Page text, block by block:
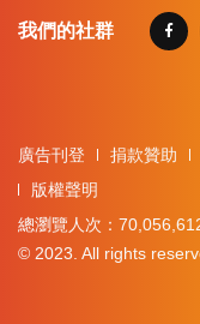
我們的社群
廣告刊登 捐款贊助
版權聲明
總瀏覽人次：
© 2023. All rights